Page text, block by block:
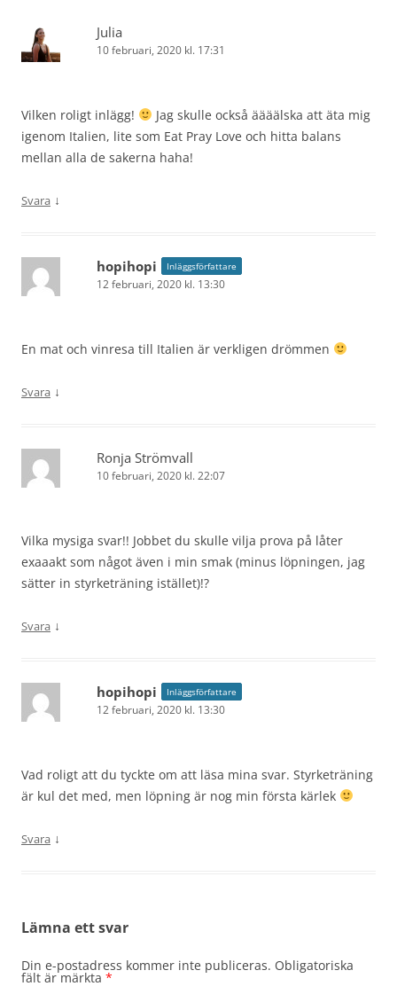
Julia
10 februari, 2020 kl. 17:31
Vilken roligt inlägg!
Jag skulle också äääälska att äta mig
igenom Italien, lite som Eat Pray Love och hitta balans
mellan alla de sakerna haha!
Svara ↓
hopihopi Inläggsförfattare
12 februari, 2020 kl. 13:30
En mat och vinresa till Italien är verkligen drömmen
Svara ↓
Ronja Strömvall
10 februari, 2020 kl. 22:07
Vilka mysiga svar!! Jobbet du skulle vilja prova på låter
exaaakt som något även i min smak (minus löpningen, jag
sätter in styrketräning istället)!?
Svara ↓
hopihopi Inläggsförfattare
12 februari, 2020 kl. 13:30
Vad roligt att du tyckte om att läsa mina svar. Styrketräning
är kul det med, men löpning är nog min första kärlek
Svara ↓
Lämna ett svar
Din e-postadress kommer inte publiceras. Obligatoriska
fält är märkta *